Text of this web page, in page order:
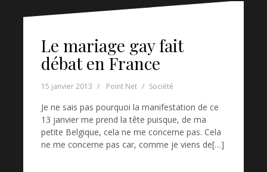
Le mariage gay fait
débat en France
15 janvier 2013 Point Net Société
Je ne sais pas pourquoi la manifestation de ce
13 janvier me prend la tête puisque, de ma
petite Belgique, cela ne me concerne pas. Cela
ne me concerne pas car, comme je viens de[…]